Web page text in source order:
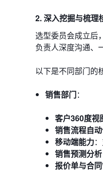
2. 深入挖掘与梳理
选型委员会成立后
负责人深度沟通、
以下是不同部门的
销售部门：
客户360度视
销售流程自
移动端能力
销售预测分析
报价单与合